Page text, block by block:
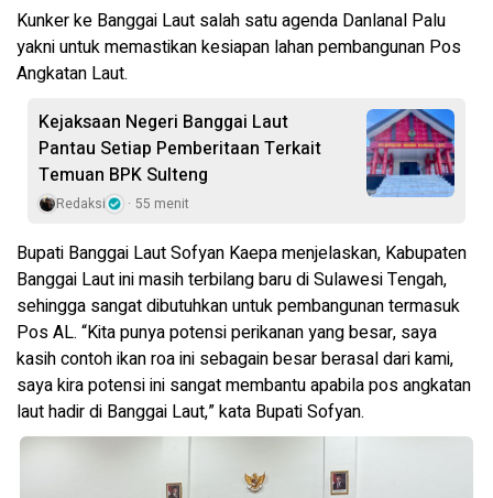
Kunker ke Banggai Laut salah satu agenda Danlanal Palu
yakni untuk memastikan kesiapan lahan pembangunan Pos
Angkatan Laut.
Kejaksaan Negeri Banggai Laut
Pantau Setiap Pemberitaan Terkait
Temuan BPK Sulteng
Redaksi 55 menit
Bupati Banggai Laut Sofyan Kaepa menjelaskan, Kabupaten
Banggai Laut ini masih terbilang baru di Sulawesi Tengah,
sehingga sangat dibutuhkan untuk pembangunan termasuk
Pos AL. “Kita punya potensi perikanan yang besar, saya
kasih contoh ikan roa ini sebagain besar berasal dari kami,
saya kira potensi ini sangat membantu apabila pos angkatan
laut hadir di Banggai Laut,” kata Bupati Sofyan.